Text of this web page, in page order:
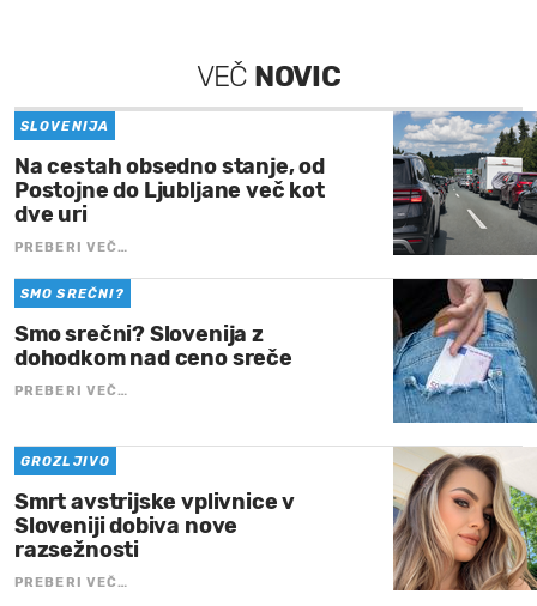
VEČ NOVIC
SLOVENIJA
Na cestah obsedno stanje, od
Postojne do Ljubljane več kot
dve uri
PREBERI VEČ…
SMO SREČNI?
Smo srečni? Slovenija z
dohodkom nad ceno sreče
PREBERI VEČ…
GROZLJIVO
Smrt avstrijske vplivnice v
Sloveniji dobiva nove
razsežnosti
PREBERI VEČ…